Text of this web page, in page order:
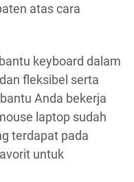
atas cara
keyboard dalam
fleksibel serta
Anda bekerja
laptop sudah
terdapat pada
untuk